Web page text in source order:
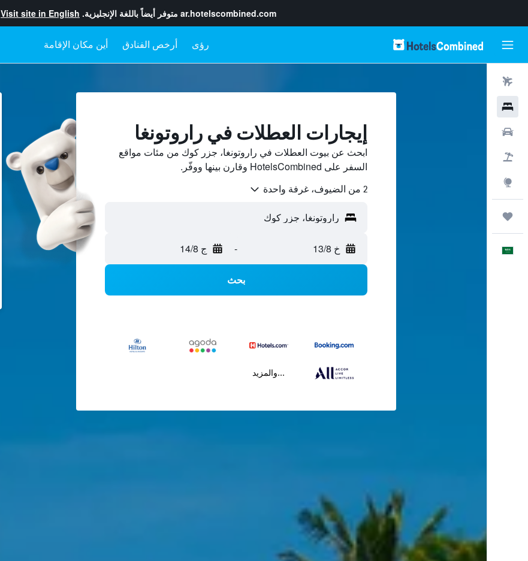
ar.hotelscombined.com متوفر أيضاً باللغة الإنجليزية. Visit site in English
رؤى أرخص الفنادق أين مكان الإقامة
إيجارات العطلات في راروتونغا
ابحث عن بيوت العطلات في راروتونغا، جزر كوك من مئات مواقع
السفر على HotelsCombined وقارن بينها ووفّر.
2 من الضيوف، غرفة واحدة
خ 13/8 - ج 14/8
بحث
...والمزيد